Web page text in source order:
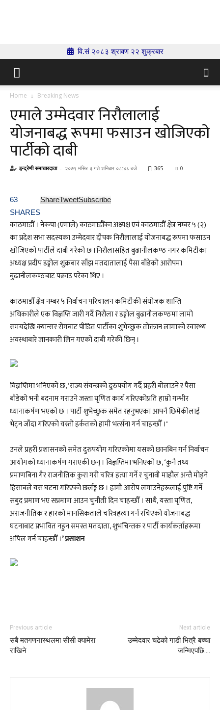
वि.सं २०८३ श्रावण २२ शुक्रबार
Home Breaking News
एमाले उम्मेदवार निरौलालाई
योजनाबद्ध रूपमा फसाउन खोजिएको
पार्टीकाे दाबी
इन्द्रेणी समाचारदाता - २०७९ मंसिर ३ गते शनिबार ०८:४८ बजे 365 0
63
SHARES
ShareTweetSubscribe
काठमाडौँ । नेकपा (एमाले) काठमाडौँका अध्यक्ष एवं काठमाडौँ क्षेत्र नम्बर ५ (२)
का प्रदेश सभा सदस्यका उम्मेदवार दीपक निरौलालाई योजनाबद्ध रूपमा फसाउन
खोजिएको पार्टीले दाबी गरेको छ ।निरौलासहित बुढानीलकण्ठ नगर कमिटीका
अध्यक्ष प्रदीप डङ्गोल शुक्रबार साँझ मतदातालाई पैसा बाँडेको आरोपमा
बुढानीलकण्ठबाट पक्राउ परेका थिए ।
काठमाडौँ क्षेत्र नम्बर ५ निर्वाचन परिचालन कमिटीकी संयोजक शान्ति
अधिकारीले एक विज्ञप्ति जारी गर्दै निरौला र डङ्गोल बुढानीलकण्ठमा लामो
समयदेखि क्यान्सर रोगबाट पीडित पार्टीका शुभेच्छुक तोक्तान लामाको स्वास्थ्य
अवस्थाबारे जानकारी लिन गएको दाबी गरेकी छिन् ।
विज्ञप्तिमा भनिएको छ, ‘राज्य संयन्त्रको दुरुपयोग गर्दै प्रहरी बोलाउने र पैसा
बाँडेको भनी बदनाम गराउने जस्ता घृणित कार्य गरिएकोप्रति हाम्रो गम्भीर
ध्यानाकर्षण भएको छ । पार्टी शुभेच्छुक समेत रहनुभएका आफ्नै छिमेकीलाई
भेट्न जाँदा गरिएको यस्तो हर्कतको हामी भर्त्सना गर्न चाहन्छौँ ।‘
उनले प्रहरी प्रशासनको समेत दुरुपयोग गरिएकोमा यसको छानबिन गर्न निर्वाचन
आयोगको ध्यानाकर्षण गराएकी छन् । विज्ञप्तिमा भनिएको छ, ‘कुनै तथ्य
प्रमाणबिना गैर राजनीतिक कुरा गरी चरित्र हत्या गर्ने र चुनावी माहौल अन्तै मोड्ने
हिसाबले यस घटना गरिएको छर्लङ्ग छ । हामी आरोप लगाउनेहरूलाई पुष्टि गर्ने
सबुद प्रमाण भए सप्रमाण आउन चुनौती दिन चाहन्छौँ । साथै, यस्ता घृणित,
अराजनीतिक र हारको मानसिकताले चरित्रहत्या गर्न रचिएको योजनाबद्ध
घटनाबाट प्रभावित नहुन समस्त मतदाता, शुभचिन्तक र पार्टी कार्यकर्ताहरूमा
अपिल गर्न चाहन्छौँ ।’ प्रसाशन
Previous article
सबै मतगणनास्थलमा सीसी क्यामेरा
राखिने
Next article
उम्मेदवार चढेको गाडी भित्रै बच्चा
जन्मिएपछि….